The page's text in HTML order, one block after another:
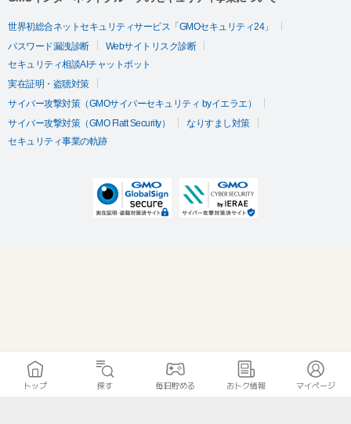
世界初総合ネットセキュリティサービス「GMOセキュリティ24」
パスワード漏洩診断
Webサイトリスク診断
セキュリティ相談AIチャットボット
実在証明・盗聴対策
サイバー攻撃対策（GMOサイバーセキュリティ byイエラエ）
サイバー攻撃対策（GMO Flatt Security）
なりすまし対策
セキュリティ事業の軌跡
トップ 探す 毎日貯める おトク情報 マイページ